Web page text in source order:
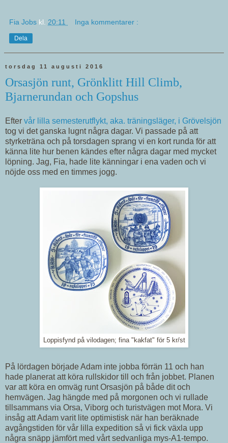
Fia Jobs kl. 20:11 Inga kommentarer :
Dela
torsdag 11 augusti 2016
Orsasjön runt, Grönklitt Hill Climb,
Bjarnerundan och Gopshus
Efter vår lilla semesterutflykt, aka. träningsläger, i Grövelsjön
tog vi det ganska lugnt några dagar. Vi passade på att
styrketräna och på torsdagen sprang vi en kort runda för att
känna lite hur benen kändes efter några dagar med mycket
löpning. Jag, Fia, hade lite känningar i ena vaden och vi
nöjde oss med en timmes jogg.
Loppisfynd på vilodagen; fina "kakfat" för 5 kr/st
På lördagen började Adam inte jobba förrän 11 och han
hade planerat att köra rullskidor till och från jobbet. Planen
var att köra en omväg runt Orsasjön på både dit och
hemvägen. Jag hängde med på morgonen och vi rullade
tillsammans via Orsa, Viborg och turistvägen mot Mora. Vi
insåg att Adam varit lite optimistisk när han beräknade
avgångstiden för vår lilla expedition så vi fick växla upp
några snäpp jämfört med vårt sedvanliga mys-A1-tempo.